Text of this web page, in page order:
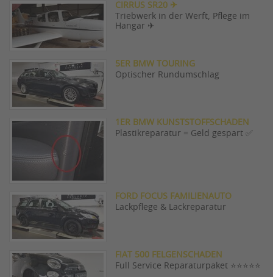
CIRRUS SR20 ✈
Triebwerk in der Werft, Pflege im
Hangar ✈
5ER BMW TOURING
Optischer Rundumschlag
1ER BMW KUNSTSTOFFSCHADEN
Plastikreparatur = Geld gespart ✅
FORD FOCUS FAMILIENAUTO
Lackpflege & Lackreparatur
FIAT 500 FELGENSCHADEN
Full Service Reparaturpaket ⭐️⭐️⭐️⭐️⭐️